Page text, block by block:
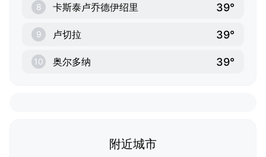
8 卡斯泰卢乔德伊绍里 39°
9 卢切拉 39°
10 奥尔多纳 39°
附近城市